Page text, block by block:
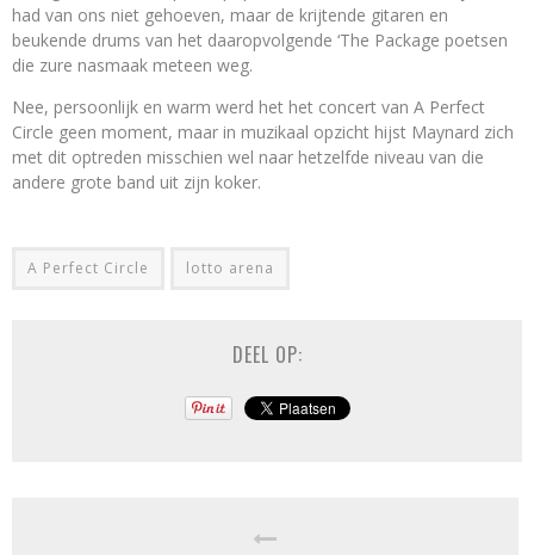
had van ons niet gehoeven, maar de krijtende gitaren en
beukende drums van het daaropvolgende ‘The Package poetsen
die zure nasmaak meteen weg.
Nee, persoonlijk en warm werd het het concert van A Perfect
Circle geen moment, maar in muzikaal opzicht hijst Maynard zich
met dit optreden misschien wel naar hetzelfde niveau van die
andere grote band uit zijn koker.
A Perfect Circle lotto arena
DEEL OP: